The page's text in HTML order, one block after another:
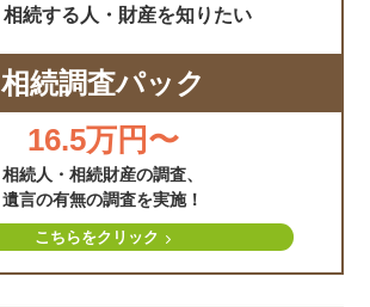
相続する人・財産を知りたい
相続調査パック
16.5万円〜
相続人・相続財産の調査、
遺言の有無の調査を実施！
こちらをクリック